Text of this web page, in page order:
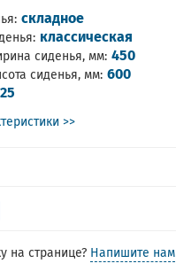
складное
классическая
сиденья, мм 450
сиденья, мм 600
>>
на странице? Напишите нам